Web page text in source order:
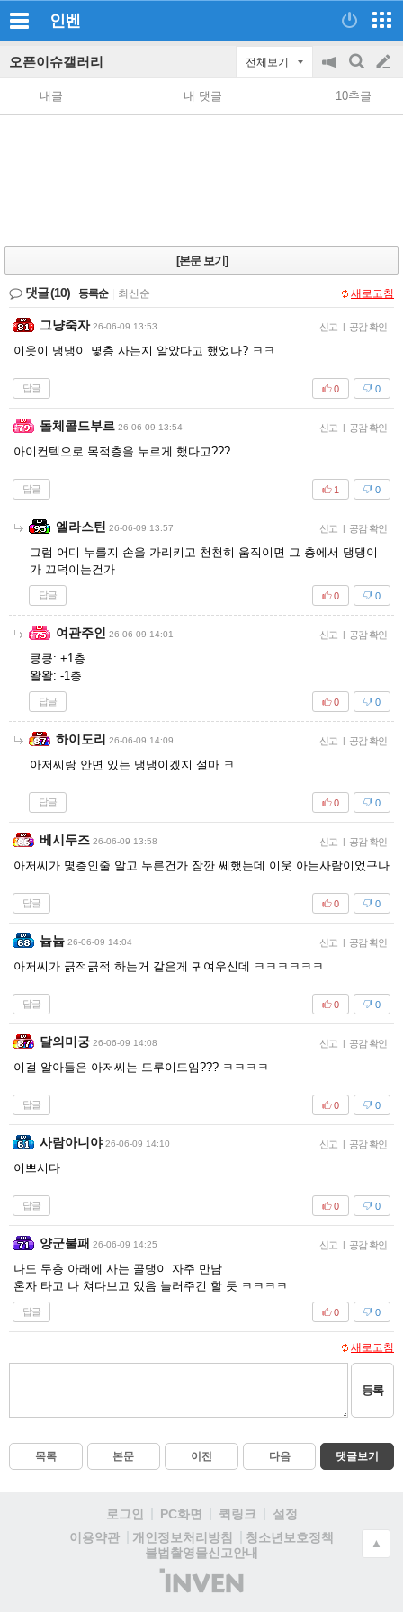
인벤
오픈이슈갤러리 전체보기
공
지
on/off
검
색
글
쓰
내글 내 댓글 10추글
[본문 보기]
댓글(10) 등록순 최신순 새로고침
그냥죽자 26-06-09 13:53 신고 | 공감 확인
이웃이 댕댕이 몇층 사는지 알았다고 했었나? ㅋㅋ
답글 0
0
돌체콜드부르 26-06-09 13:54 신고 | 공감 확인
아이컨텍으로 목적층을 누르게 했다고???
답글 0
1
엘라스틴 26-06-09 13:57 신고 | 공감 확인
그럼 어디 누를지 손을 가리키고 천천히 움직이면 그 층에서 댕댕이
가 끄덕이는건가
답글 0
0
여관주인 26-06-09 14:01 신고 | 공감 확인
킁킁: +1층
왈왈: -1층
답글 0
0
하이도리 26-06-09 14:09 신고 | 공감 확인
아저씨랑 안면 있는 댕댕이겠지 설마 ㅋ
답글 0
0
베시두즈 26-06-09 13:58 신고 | 공감 확인
아저씨가 몇층인줄 알고 누른건가 잠깐 쎄했는데 이웃 아는사람이었구나
답글 0
0
늅늅 26-06-09 14:04 신고 | 공감 확인
아저씨가 긁적긁적 하는거 같은게 귀여우신데 ㅋㅋㅋㅋㅋㅋ
답글 0
0
달의미궁 26-06-09 14:08 신고 | 공감 확인
이걸 알아들은 아저씨는 드루이드임??? ㅋㅋㅋㅋ
답글 0
0
사람아니야 26-06-09 14:10 신고 | 공감 확인
이쁘시다
답글 0
0
양군불패 26-06-09 14:25 신고 | 공감 확인
나도 두층 아래에 사는 골댕이 자주 만남
혼자 타고 나 쳐다보고 있음 눌러주긴 할 듯 ㅋㅋㅋㅋ
답글 0
0
새로고침
등록
목록 본문 이전 다음 댓글보기
로그인 PC화면 퀵링크
설정
이용약관
개인정보처리방침
청소년보호정책
불법촬영물신고안내
(주)
인
▲